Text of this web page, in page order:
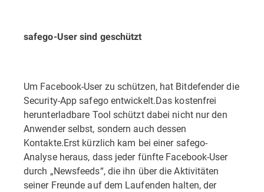
safego-User sind geschützt
Um Facebook-User zu schützen, hat Bitdefender die
Security-App safego entwickelt.Das kostenfrei
herunterladbare Tool schützt dabei nicht nur den
Anwender selbst, sondern auch dessen
Kontakte.Erst kürzlich kam bei einer safego-
Analyse heraus, dass jeder fünfte Facebook-User
durch „Newsfeeds“, die ihn über die Aktivitäten
seiner Freunde auf dem Laufenden halten, der